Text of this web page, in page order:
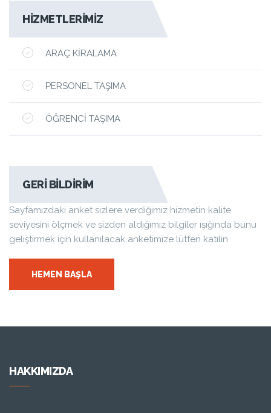
HIZMETLERIMIZ
ARAÇ KIRALAMA
PERSONEL TAŞIMA
ÖĞRENCI TAŞIMA
GERI BILDIRIM
Sayfamızdaki anket sizlere verdiğimiz hizmetin kalite
seviyesini ölçmek ve sizden aldığımız bilgiler ışığında bunu
geliştirmek için kullanılacak anketimize lütfen katılın.
HEMEN BAŞLA
HAKKIMIZDA